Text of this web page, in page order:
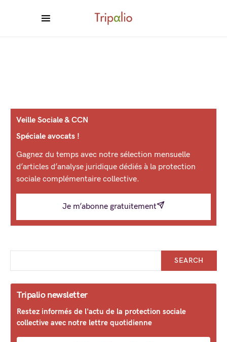
Veille Sociale & CCN
Spéciale avocats !
Gagnez du temps avec notre sélection mensuelle
d’articles d’analyse juridique dédiés à la protection
sociale complémentaire collective.
Je m’abonne gratuitement
SEARCH
Tripalio newsletter
Restez informés de l'actu de la protection sociale
collective avec notre lettre quotidienne